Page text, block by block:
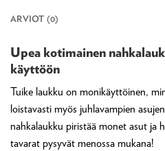
ARVIOT (0)
Upea kotimainen
käyttöön
Tuike laukku on monikäyttöinen,
loistavasti myös juhlavampien
nahkalaukku piristää monet asut ja
tavarat pysyvät menossa mukana!